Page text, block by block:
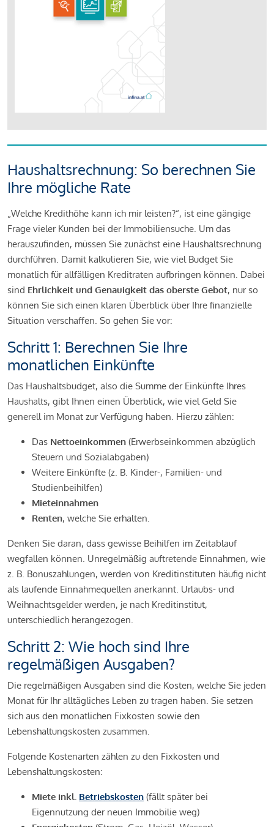
Haushaltsrechnung: So berechnen Sie
Ihre mögliche Rate
„Welche Kredithöhe kann ich mir leisten?“, ist eine gängige
Frage vieler Kunden bei der Immobiliensuche. Um das
herauszufinden, müssen Sie zunächst eine Haushaltsrechnung
durchführen. Damit kalkulieren Sie, wie viel Budget Sie
monatlich für allfälligen Kreditraten aufbringen können. Dabei
sind Ehrlichkeit und Genauigkeit das oberste Gebot, nur so
können Sie sich einen klaren Überblick über Ihre finanzielle
Situation verschaffen. So gehen Sie vor:
Schritt 1: Berechnen Sie Ihre
monatlichen Einkünfte
Das Haushaltsbudget, also die Summe der Einkünfte Ihres
Haushalts, gibt Ihnen einen Überblick, wie viel Geld Sie
generell im Monat zur Verfügung haben. Hierzu zählen:
Das Nettoeinkommen (Erwerbseinkommen abzüglich
Steuern und Sozialabgaben)
Weitere Einkünfte (z. B. Kinder-, Familien- und
Studienbeihilfen)
Mieteinnahmen
Renten, welche Sie erhalten.
Denken Sie daran, dass gewisse Beihilfen im Zeitablauf
wegfallen können. Unregelmäßig auftretende Einnahmen, wie
z. B. Bonuszahlungen, werden von Kreditinstituten häufig nicht
als laufende Einnahmequellen anerkannt. Urlaubs- und
Weihnachtsgelder werden, je nach Kreditinstitut,
unterschiedlich herangezogen.
Schritt 2: Wie hoch sind Ihre
regelmäßigen Ausgaben?
Die regelmäßigen Ausgaben sind die Kosten, welche Sie jeden
Monat für Ihr alltägliches Leben zu tragen haben. Sie setzen
sich aus den monatlichen Fixkosten sowie den
Lebenshaltungskosten zusammen.
Folgende Kostenarten zählen zu den Fixkosten und
Lebenshaltungskosten:
Miete inkl. Betriebskosten (fällt später bei
Eigennutzung der neuen Immobilie weg)